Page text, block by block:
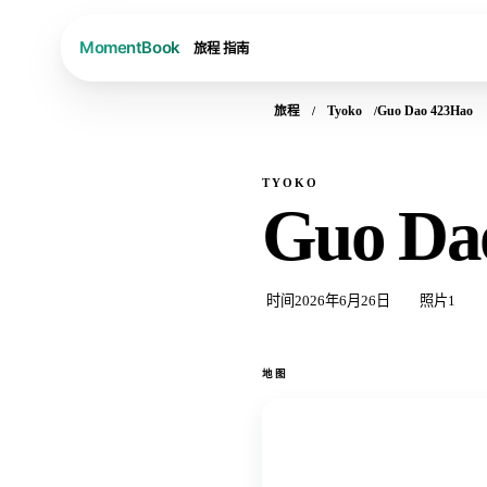
旅程指南
旅程 Tyoko Guo Dao 423Hao
TYOKO
Guo
时间 2026年6月26日 照片1
地图